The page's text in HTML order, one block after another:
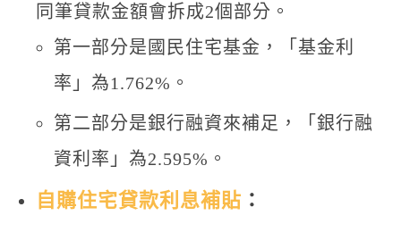
同筆貸款金額會拆成2個部分。
第一部分是國民住宅基金，「基金利
率」為1.762%。
第二部分是銀行融資來補足，「銀行融
資利率」為2.595%。
自購住宅貸款利息補貼 ：